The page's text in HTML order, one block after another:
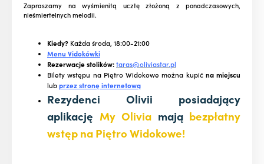
Zapraszamy na wyśmienitą ucztę złożoną z ponadczasowych,
nieśmiertelnych melodii.
Kiedy? Każda środa, 18:00-21:00
Menu Vidokówki
Rezerwacje stolików:taras@oliviastar.pl
Bilety wstępu na Piętro Widokowe można kupić na miejscu
lubprzez stronę internetową
Rezydenci Olivii posiadający
aplikację My Olivia mają bezpłatny
wstęp na Piętro Widokowe!